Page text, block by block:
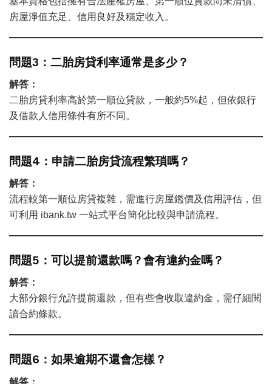
房屋淨值充足、信用良好及穩定收入。
問題3：二胎房貸利率通常是多少？
解答：
二胎房貸利率高於第一順位貸款，一般約5%起，但依銀行
及借款人信用條件有所不同。
問題4：申請二胎房貸流程繁瑣嗎？
解答：
流程較第一順位房貸複雜，需進行房屋鑑價及信用評估，但
可利用 ibank.tw 一站式平台簡化比較與申請流程。
問題5：可以提前還款嗎？會有違約金嗎？
解答：
大部分銀行允許提前還款，但有些會收取違約金，需仔細閱
讀合約條款。
問題6：如果逾期不還會怎樣？
解答：